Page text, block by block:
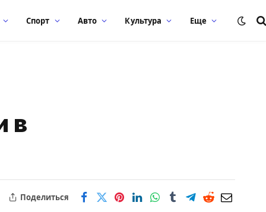
Спорт Авто Культура Еще
в
Поделиться